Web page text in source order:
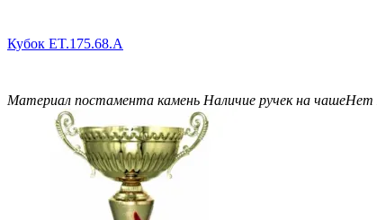
Кубок ET.175.68.A
Материал постамента камень Наличие ручек на чашеНет